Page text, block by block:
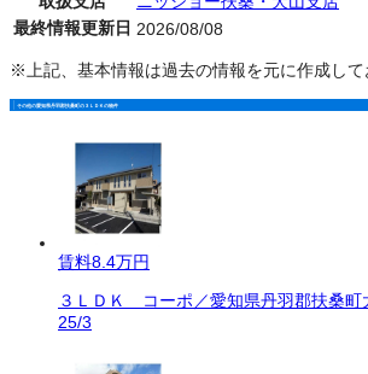
最終情報更新日 2026/08/08
※上記、基本情報は過去の情報を元に作成して
その他の愛知県丹羽郡扶桑町の３ＬＤＫの物件
賃料8.4万円
３ＬＤＫ コーポ／愛知県丹羽郡扶桑町
25/3